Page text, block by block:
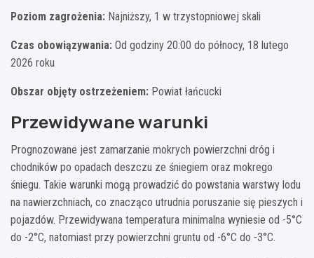
Poziom zagrożenia: Najniższy, 1 w trzystopniowej skali
Czas obowiązywania: Od godziny 20:00 do północy, 18 lutego
2026 roku
Obszar objęty ostrzeżeniem: Powiat łańcucki
Przewidywane warunki
Prognozowane jest zamarzanie mokrych powierzchni dróg i
chodników po opadach deszczu ze śniegiem oraz mokrego
śniegu. Takie warunki mogą prowadzić do powstania warstwy lodu
na nawierzchniach, co znacząco utrudnia poruszanie się pieszych i
pojazdów. Przewidywana temperatura minimalna wyniesie od -5°C
do -2°C, natomiast przy powierzchni gruntu od -6°C do -3°C.